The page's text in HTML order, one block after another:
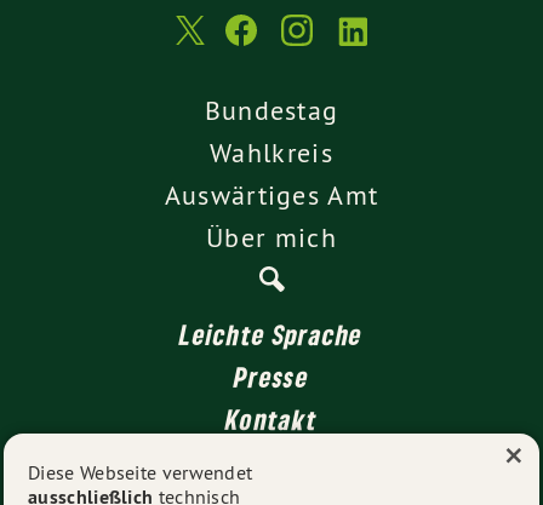
Bundestag
Wahlkreis
Auswärtiges Amt
Über mich
Leichte Sprache
Presse
Kontakt
Impressum
Diese Webseite verwendet
ausschließlich technisch
×